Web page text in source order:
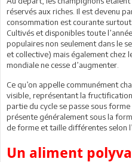
réservés aux riches. Il est devenu
consommation est courante
Cultivés et disponibles toute
populaires non seulement dans le
et collective) mais également chez
mondiale ne cesse d’augmenter.
Ce qu’on appelle communément
visible, représentant la
partie du cycle se passe sous
présente généralement sous la
de forme et taille différentes selon
Un aliment